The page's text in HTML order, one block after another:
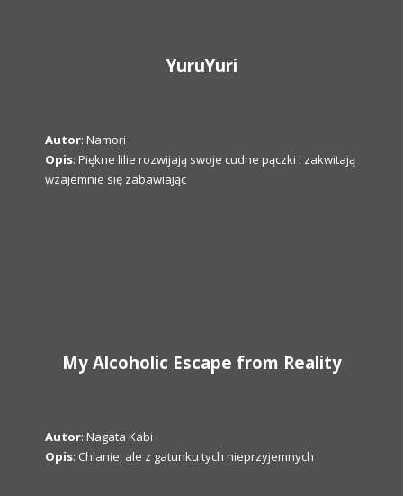
YuruYuri
Autor: Namori
Opis: Piękne lilie rozwijają swoje cudne pączki i zakwitają
wzajemnie się zabawiając
My Alcoholic Escape from Reality
Autor: Nagata Kabi
Opis: Chlanie, ale z gatunku tych nieprzyjemnych